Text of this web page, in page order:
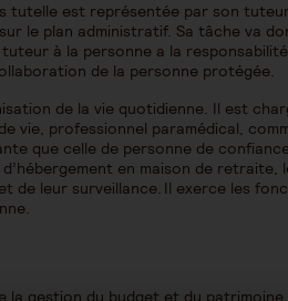
tutelle est représentée par son
le plan administratif. Sa tâche va
à la personne a la
de la personne protégée.
de la vie quotidienne. Il est
vie, professionnel paramédical,
que celle de personne de
en maison de retraite,
de leur surveillance. Il exerce les
la gestion du budget et du